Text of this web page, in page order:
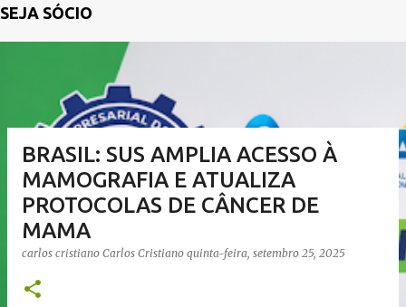
SEJA SÓCIO
BRASIL: SUS AMPLIA ACESSO À
MAMOGRAFIA E ATUALIZA
PROTOCOLAS DE CÂNCER DE
MAMA
carlos cristiano Carlos Cristiano quinta-feira, setembro 25, 2025